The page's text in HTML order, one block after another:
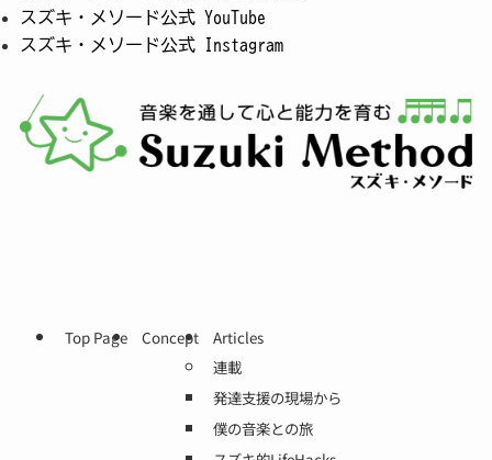
スズキ・メソード公式 YouTube
スズキ・メソード公式 Instagram
Top Page Concept
Articles
連載
発達支援の現場から
僕の音楽との旅